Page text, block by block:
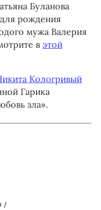
Буланова
рождения
мужа Валерия
в этой
Кологривый
Гарика
зла».
/